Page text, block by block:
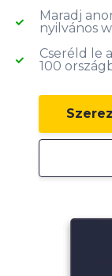
Maradj
nyilvános
Cseréld le
100